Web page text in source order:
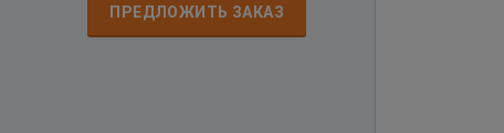
ПРЕДЛОЖИТЬ ЗАКАЗ